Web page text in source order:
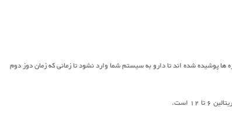
پوشیده شده اند تا دارو به سیستم شما وارد نشود تا زمانی که زمان دوز دوم